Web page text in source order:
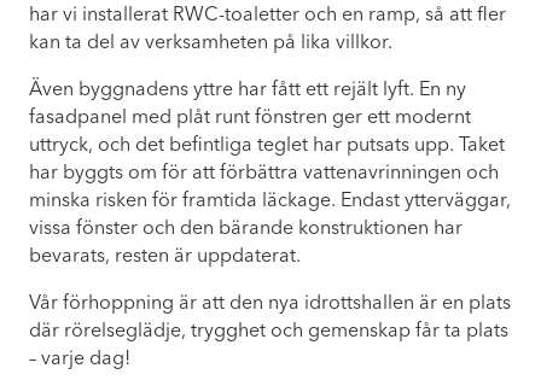
har vi installerat RWC-toaletter och en ramp, så att fler
kan ta del av verksamheten på lika villkor.
Även byggnadens yttre har fått ett rejält lyft. En ny
fasadpanel med plåt runt fönstren ger ett modernt
uttryck, och det befintliga teglet har putsats upp. Taket
har byggts om för att förbättra vattenavrinningen och
minska risken för framtida läckage. Endast ytterväggar,
vissa fönster och den bärande konstruktionen har
bevarats, resten är uppdaterat.
Vår förhoppning är att den nya idrottshallen är en plats
där rörelseglädje, trygghet och gemenskap får ta plats
– varje dag!